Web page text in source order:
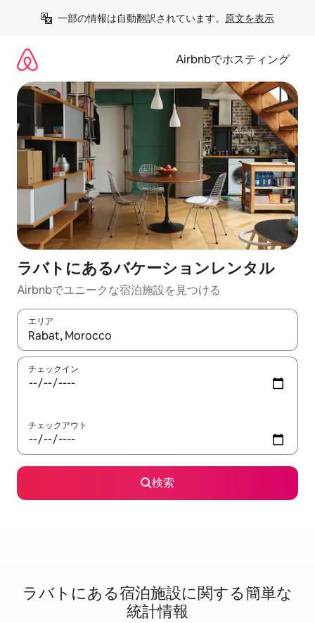
一部の情報は自動翻訳されています。 原文を表示
Airbnbでホスティング
ラバトにあるバケーションレンタル
Airbnbでユニークな宿泊施設を見つける
エリア
検索結果が表示されたら、上下の矢印キーを使って移動するか
チェックイン
チェックアウト
検索
ラバトに⁠あ⁠る宿⁠泊⁠施⁠設⁠に関⁠す⁠る簡⁠単⁠な
統⁠計⁠情⁠報